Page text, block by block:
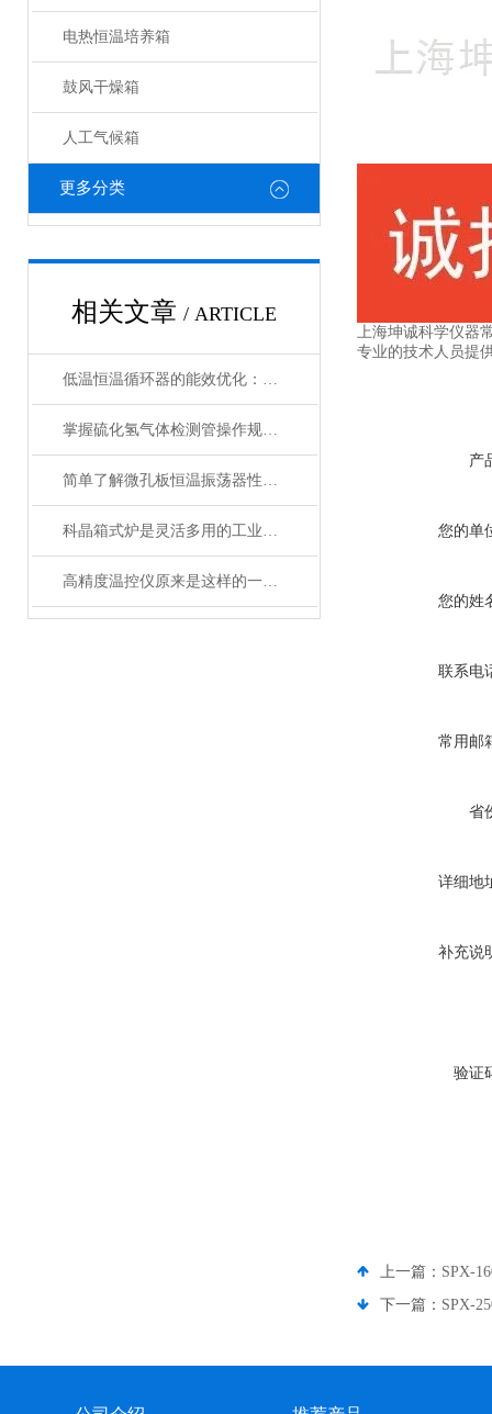
电热恒温培养箱
鼓风干燥箱
人工气候箱
更多分类
相关文章 / ARTICLE
低温恒温循环器的能效优化：如何节约能源消耗
掌握硫化氢气体检测管操作规范，筑牢作业安全防线
简单了解微孔板恒温振荡器性能优势
科晶箱式炉是灵活多用的工业好帮手
高精度温控仪原来是这样的一款产品
上海坤诚科学仪器
专业的技术人员提
产
您的单
您的姓
联系电
常用邮
省
详细地
补充说
验证
上一篇： SPX-
下一篇： SPX-